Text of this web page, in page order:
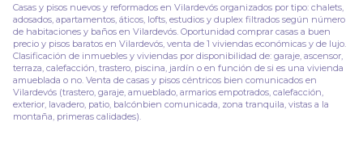
Casas y pisos nuevos y reformados en Vilardevós organizados por tipo: chalets,
adosados, apartamentos, áticos, lofts, estudios y duplex filtrados según número
de habitaciones y baños en Vilardevós. Oportunidad comprar casas a buen
precio y pisos baratos en Vilardevós, venta de 1 viviendas económicas y de lujo.
Clasificación de inmuebles y viviendas por disponibilidad de: garaje, ascensor,
terraza, calefacción, trastero, piscina, jardín o en función de si es una vivienda
amueblada o no. Venta de casas y pisos céntricos bien comunicados en
Vilardevós (trastero, garaje, amueblado, armarios empotrados, calefacción,
exterior, lavadero, patio, balcónbien comunicada, zona tranquila, vistas a la
montaña, primeras calidades).